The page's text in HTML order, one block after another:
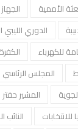
الأممية
الدوري الليبي
للكهرباء
الكفرة
المجلس الرئاسي
المشير حفتر
النائب